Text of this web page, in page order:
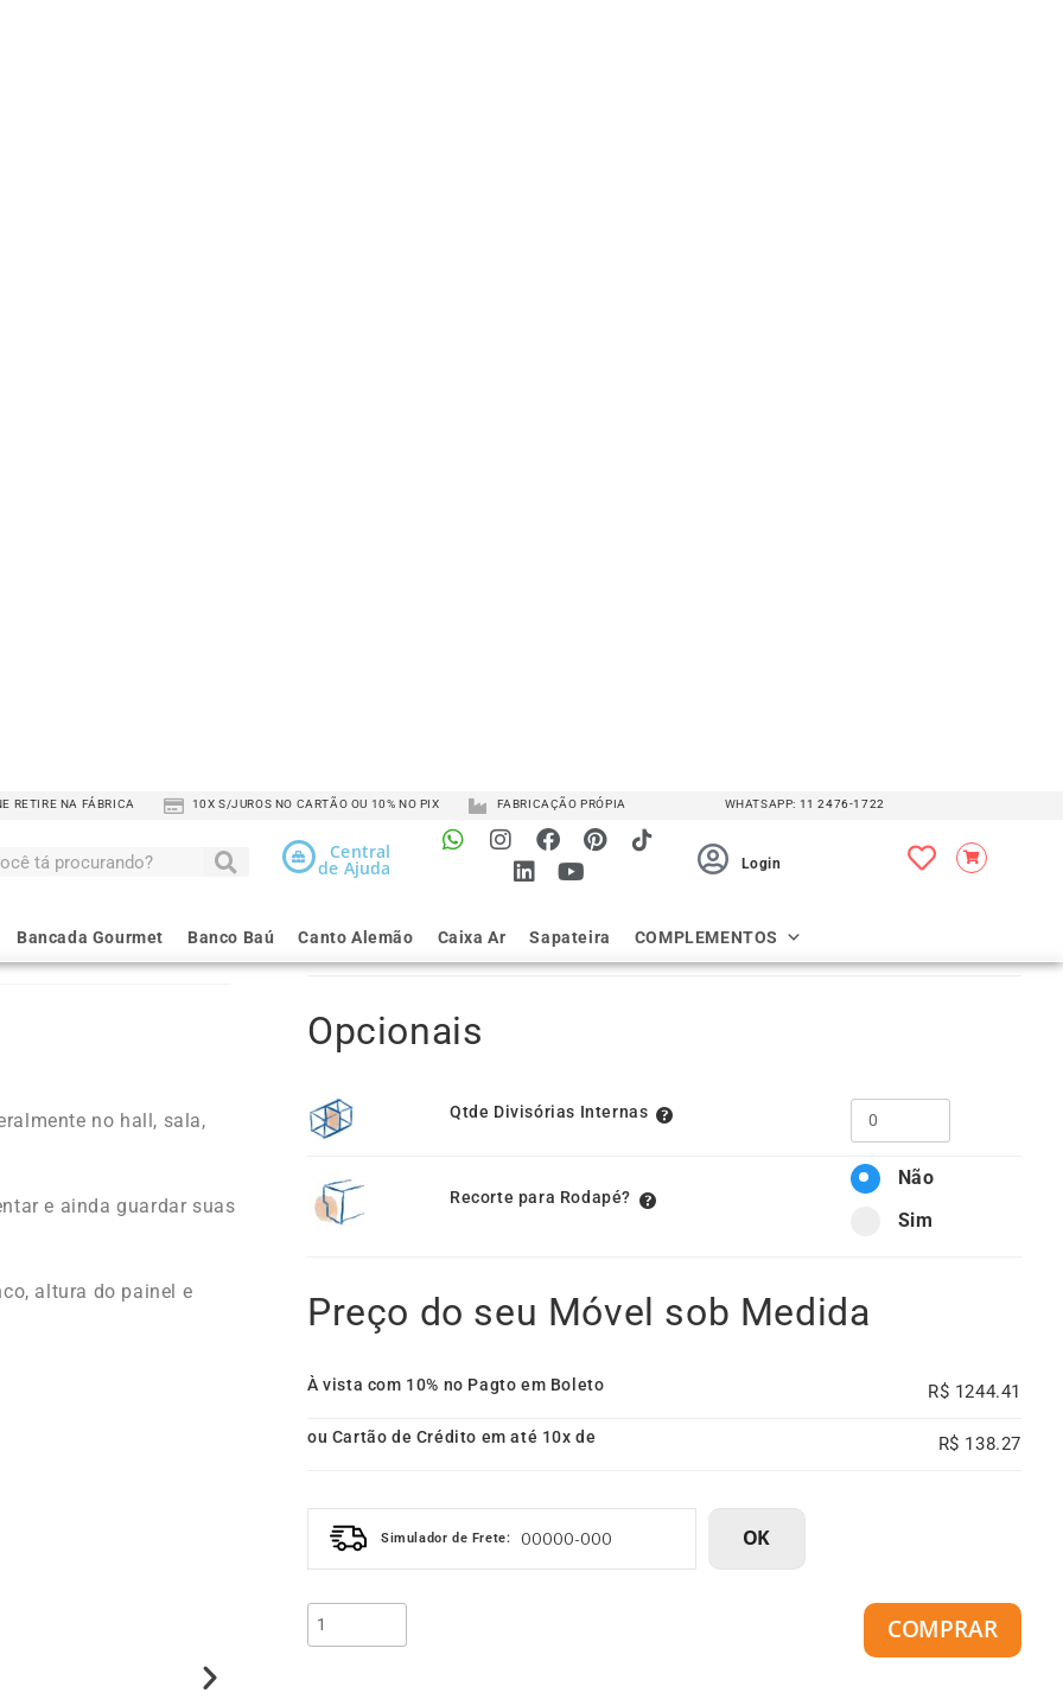
no hall, sala,
e ainda guardar suas
altura do painel e
Altura do Banco
Opcionais
Qtde Divisórias Internas
Recorte para Rodapé?
Não
Sim
Preço do seu Móvel sob Medida
À vista com 10% no Pagto em Boleto 1244.41
ou Cartão de Crédito em até 10x de 138.27
Simulador de Frete: OK
COMPRAR